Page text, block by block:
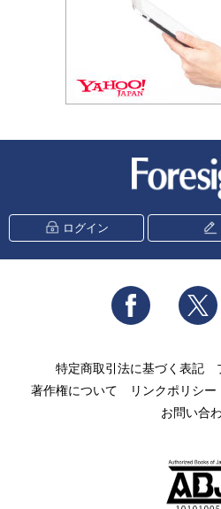
ログイン
Facebook
特定商取引法に基づく表記
著作権について
リンクポリシー
お問い合